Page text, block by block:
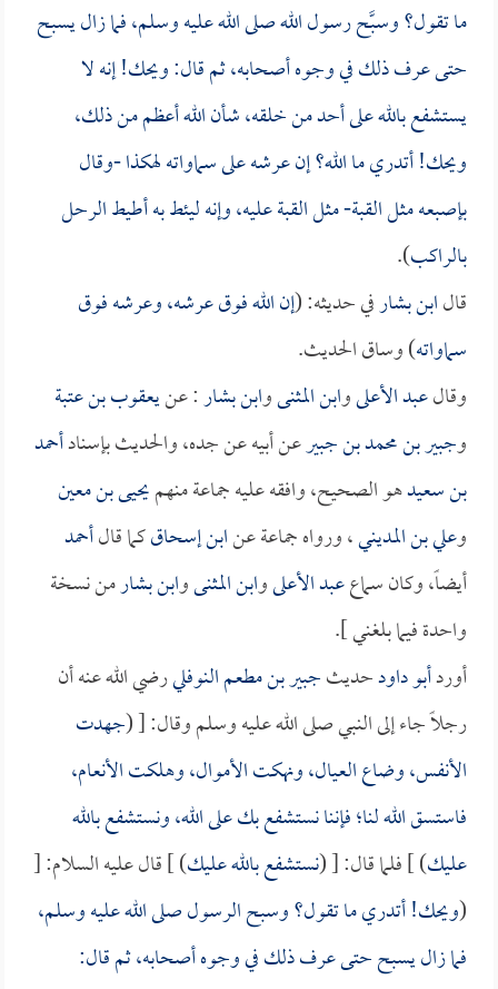
ما تقول؟ وسبَّح رسول الله صلى الله عليه وسلم، فما زال يسبح
حتى عرف ذلك في وجوه أصحابه، ثم قال: ويحك! إنه لا
يستشفع بالله على أحد من خلقه، شأن الله أعظم من ذلك،
ويحك! أتدري ما الله؟ إن عرشه على سماواته لهكذا -وقال
بإصبعه مثل القبة- مثل القبة عليه، وإنه ليئط به أطيط الرحل
بالراكب).
قالابن بشارفي حديثه: (إن الله فوق عرشه، وعرشه فوق
سماواته) وساق الحديث.
وقالعبد الأعلىوابن المثنىوابن بشار: عنيعقوب بن عتبة
وجبير بن محمد بن جبيرعن أبيه عن جده، والحديث بإسنادأحمد
بن سعيدهو الصحيح، وافقه عليه جماعة منهميحيى بن معين
وعلي بن المديني، ورواه جماعة عنابن إسحاقكما قالأحمد
أيضاً، وكان سماععبد الأعلىوابن المثنىوابن بشارمن نسخة
واحدة فيما بلغني ].
أوردأبو داودحديثجبير بن مطعم النوفليرضي الله عنه أن
رجلاً جاء إلى النبي صلى الله عليه وسلم وقال: [ (جهدت
الأنفس، وضاع العيال، ونهكت الأموال، وهلكت الأنعام،
فاستسق الله لنا؛ فإننا نستشفع بك على الله، ونستشفع بالله
عليك) ] فلما قال: [ (نستشفع بالله عليك) ] قال عليه السلام: [
(ويحك! أتدري ما تقول؟ وسبح الرسول صلى الله عليه وسلم،
فما زال يسبح حتى عرف ذلك في وجوه أصحابه، ثم قال: